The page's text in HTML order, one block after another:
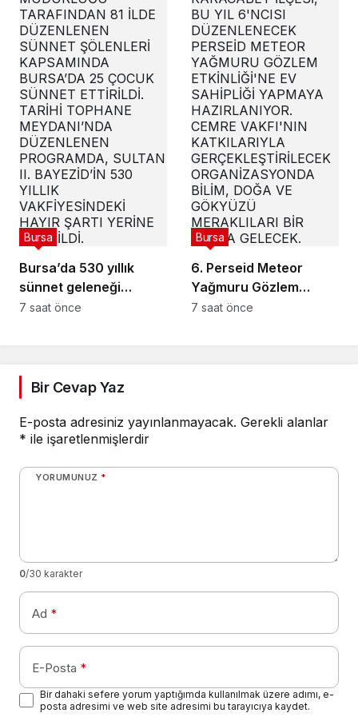
Bursa’da 530 yıllık
sünnet geleneği
yaşatıldı
Bursa
7 saat önce
6. Perseid Meteor
Yağmuru Gözlem
Etkinliği Karacabey’de
Bursa
7 saat önce
Bir Cevap Yaz
E-posta adresiniz yayınlanmayacak. Gerekli alanlar
* ile işaretlenmişlerdir
YORUMUNUZ *
0/30 karakter
Ad *
E-Posta *
Bir dahaki sefere yorum yaptığımda kullanılmak üzere adımı, e-
posta adresimi ve web site adresimi bu tarayıcıya kaydet.